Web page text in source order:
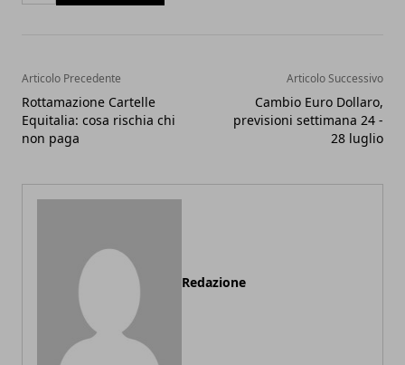
Articolo Precedente
Rottamazione Cartelle
Equitalia: cosa rischia chi
non paga
Articolo Successivo
Cambio Euro Dollaro,
previsioni settimana 24 -
28 luglio
Redazione